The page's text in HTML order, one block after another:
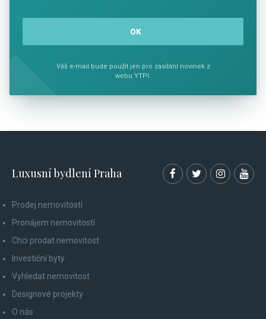
Váš e-mail bude použit jen pro zasílání novinek z
webu YTPI.
Luxusní bydlení Praha
Prodej nemovitostí
Pronájem nemovitostí
Chci prodat nemovitost
Investiční byty
Vyhledat nemovitost
Designové projekty
O nás